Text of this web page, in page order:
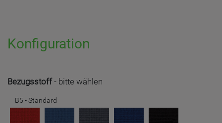
Konfiguration
Bezugsstoff- bitte wählen
B5 - Standard